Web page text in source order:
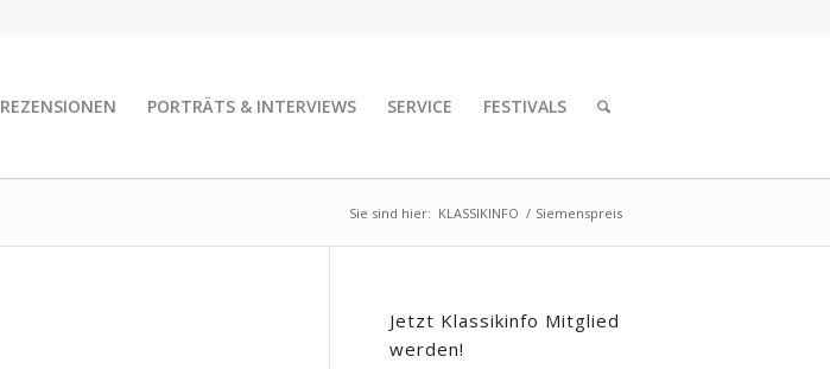
REZENSIONEN PORTRÄTS & INTERVIEWS SERVICE FESTIVALS
Sie sind hier: KLASSIKINFO / Siemenspreis
Jetzt Klassikinfo Mitglied
werden!